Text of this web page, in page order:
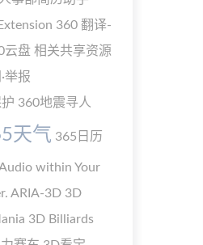
360 翻译-
云盘 相关共享资源
举报
360地震寻人
天气 365日历
within Your
ARIA-3D 3D
3D Billiards